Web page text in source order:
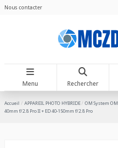
Nous contacter
Menu Rechercher
Accueil APPAREIL PHOTO HYBRIDE
OM System
40mm f/2.8 Pro II + ED 40-150mm f/2.8 Pro